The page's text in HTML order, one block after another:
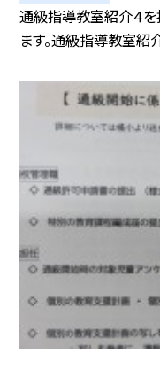
通級指導教室紹介４を
ます。通級指導教室紹